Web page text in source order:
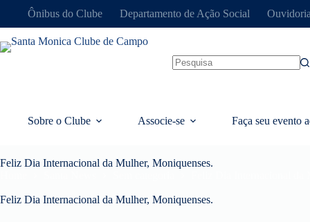
Ônibus do Clube Departamento de Ação Social Ouvidoria
Sobre o Clube Associe-se Faça seu evento
Feliz Dia Internacional da Mulher, Moniquenses.
Feliz Dia Internacional da Mulher, Moniquenses.